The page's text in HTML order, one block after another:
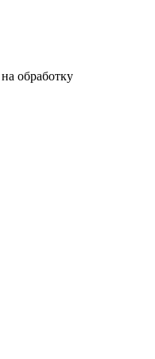
обработку